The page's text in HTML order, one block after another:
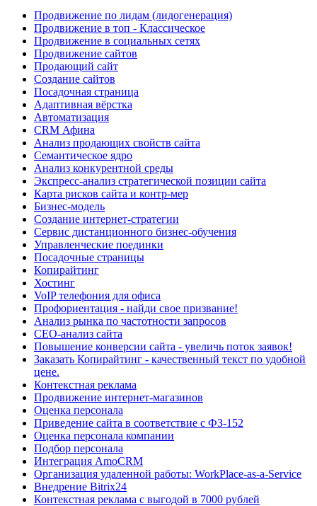
Продвижение по лидам (лидогенерация)
Продвижение в топ - Классическое
Продвижение в социальных сетях
Продвижение сайтов
Продающий сайт
Создание сайтов
Посадочная страница
Адаптивная вёрстка
Автоматизация
CRM Афина
Анализ продающих свойств сайта
Семантическое ядро
Анализ конкурентной среды
Экспресс-анализ стратегической позиции сайта
Карта рисков сайта и контр-мер
Бизнес-модель
Создание интернет-стратегии
Сервис дистанционного бизнес-обучения
Управленческие поединки
Посадочные страницы
Копирайтинг
Хостинг
VoIP телефония для офиса
Профориентация - найди свое призвание!
Анализ рынка по частотности запросов
СЕО-анализ сайта
Повышение конверсии сайта - увеличь поток заявок!
Заказать Копирайтинг - качественный текст по удобной
цене.
Контекстная реклама
Продвижение интернет-магазинов
Оценка персонала
Приведение сайта в соответствие с ФЗ-152
Оценка персонала компании
Подбор персонала
Интеграция AmoCRM
Организация удаленной работы: WorkPlace-as-a-Service
Внедрение Bitrix24
Контекстная реклама с выгодой в 7000 рублей